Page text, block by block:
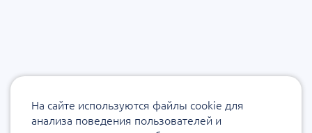
На сайте используются файлы cookie для
анализа поведения пользователей и